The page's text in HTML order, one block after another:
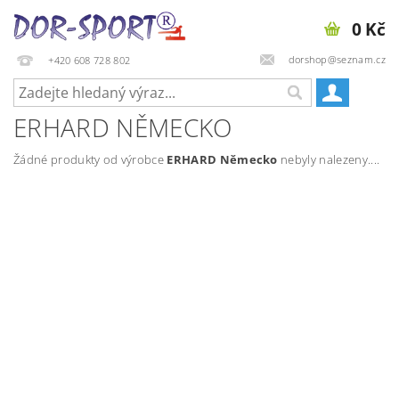
+420 608 728 802 dorshop@seznam.cz
0 Kč
ERHARD NĚMECKO
Žádné produkty od výrobce ERHARD Německo nebyly nalezeny....